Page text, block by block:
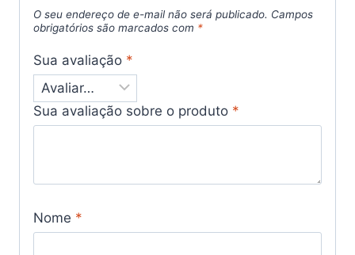
O seu endereço de e-mail não será publicado. Campos
obrigatórios são marcados com *
Sua avaliação *
Sua avaliação sobre o produto *
Nome *